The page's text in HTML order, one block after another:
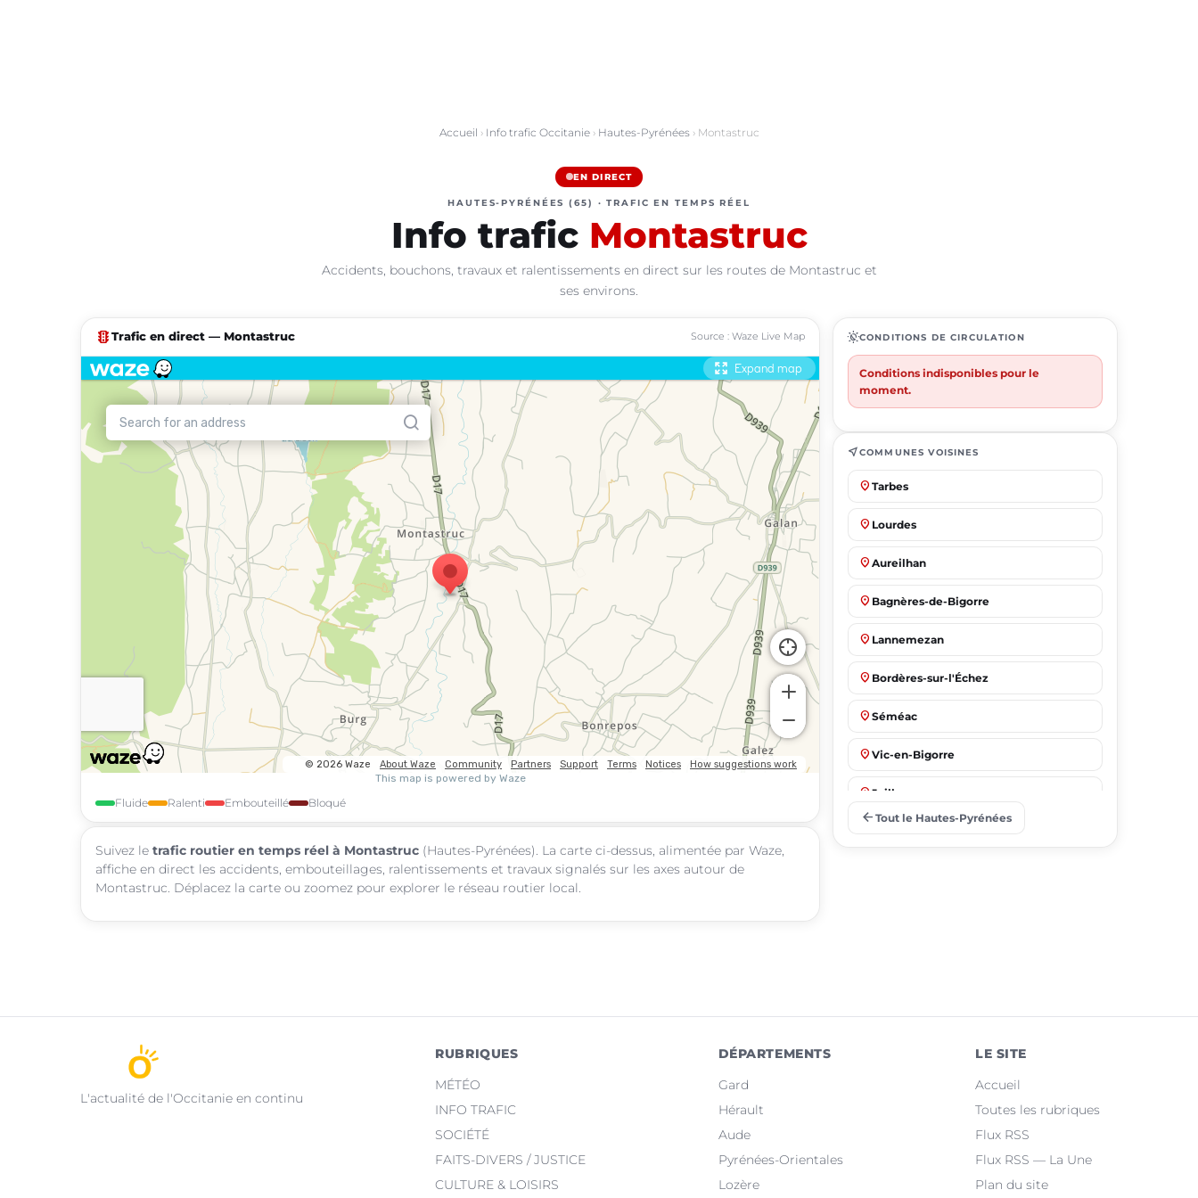
Accueil › Info trafic Occitanie› Hautes-Pyrénées› Montastruc
EN DIRECT
HAUTES-PYRÉNÉES (65) · TRAFIC EN TEMPS RÉEL
Info trafic Montastruc
Accidents, bouchons, travaux et ralentissements en direct sur les routes de Montastruc et
ses environs.
traffic Trafic en direct — Montastruc Source : Waze Live Map
Fluide Ralenti Embouteillé Bloqué
Suivez le trafic routier en temps réel à Montastruc (Hautes-Pyrénées). La carte ci-dessus, alimentée par Waze,
affiche en direct les accidents, embouteillages, ralentissements et travaux signalés sur les axes autour de
Montastruc. Déplacez la carte ou zoomez pour explorer le réseau routier local.
routineCONDITIONS DE CIRCULATION
Conditions indisponibles pour le
moment.
near_meCOMMUNES VOISINES
place Tarbes
place Lourdes
place Aureilhan
place Bagnères-de-Bigorre
place Lannemezan
place Bordères-sur-l'Échez
place Séméac
place Vic-en-Bigorre
place Juillan
arrow_back Tout le Hautes-Pyrénées
L'actualité de l'Occitanie en continu
RUBRIQUES
MÉTÉO
INFO TRAFIC
SOCIÉTÉ
FAITS-DIVERS / JUSTICE
CULTURE & LOISIRS
DÉPARTEMENTS
Gard
Hérault
Aude
Pyrénées-Orientales
Lozère
LE SITE
Accueil
Toutes les rubriques
Flux RSS
Flux RSS — La Une
Plan du site